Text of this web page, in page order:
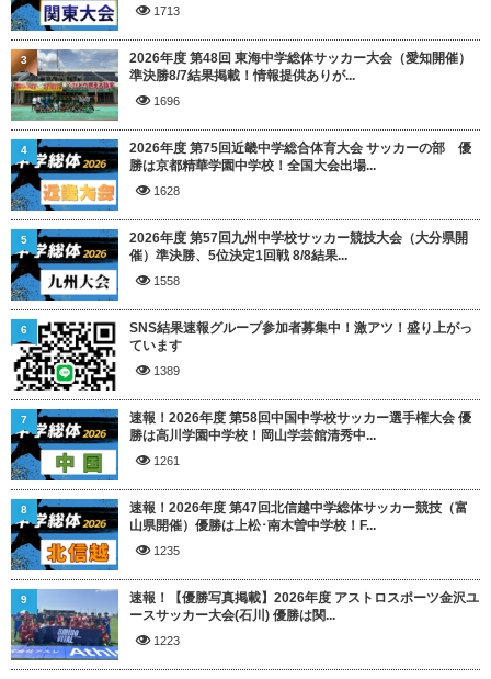
1713
2026年度 第48回 東海中学総体サッカー大会（愛知開催）
準決勝8/7結果掲載！情報提供ありが...
1696
3
2026年度 第75回近畿中学総合体育大会 サッカーの部 優
勝は京都精華学園中学校！全国大会出場...
1628
4
2026年度 第57回九州中学校サッカー競技大会（大分県開
催）準決勝、5位決定1回戦 8/8結果...
1558
5
SNS結果速報グループ参加者募集中！激アツ！盛り上がっ
ています
1389
6
速報！2026年度 第58回中国中学校サッカー選手権大会 優
勝は高川学園中学校！岡山学芸館清秀中...
1261
7
速報！2026年度 第47回北信越中学総体サッカー競技（富
山県開催）優勝は上松･南木曽中学校！F...
1235
8
速報！【優勝写真掲載】2026年度 アストロスポーツ金沢ユ
ースサッカー大会(石川) 優勝は関...
1223
9